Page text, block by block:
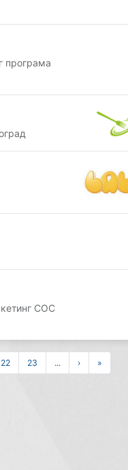
програма
СОС
22 23 ... › »